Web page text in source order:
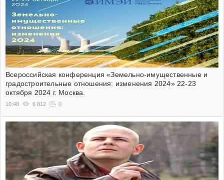
Всероссийская конференция «Земельно-имущественные и
градостроительные отношения: изменения 2024» 22-23
октября 2024 г. Москва.
10:48 6 812 0